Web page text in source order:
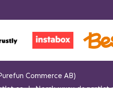
Commerce AB)
Norsk